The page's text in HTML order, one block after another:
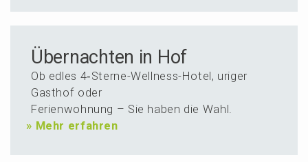
Über­nachten in Hof
Ob edles 4‑Ster­ne-Wellness-Hotel, uriger
Gasthof oder
Ferien­woh­nung – Sie haben die Wahl.
» Mehr erfahren